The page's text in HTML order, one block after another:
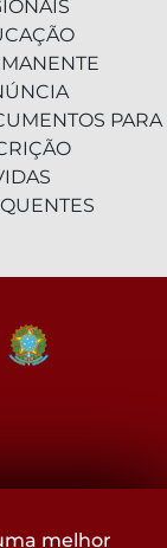
PARA
melhor